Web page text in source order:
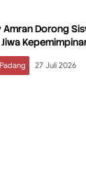
Amran Dorong
27 Juli 2026